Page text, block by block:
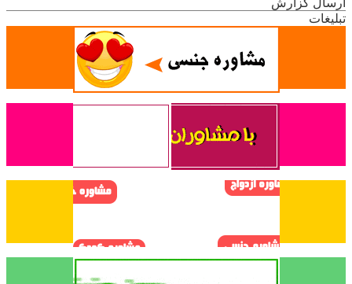
ارسال گزارش
تبلیغات